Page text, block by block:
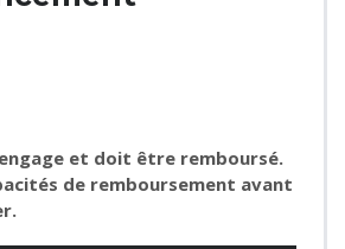
et doit être remboursé.
de remboursement avant